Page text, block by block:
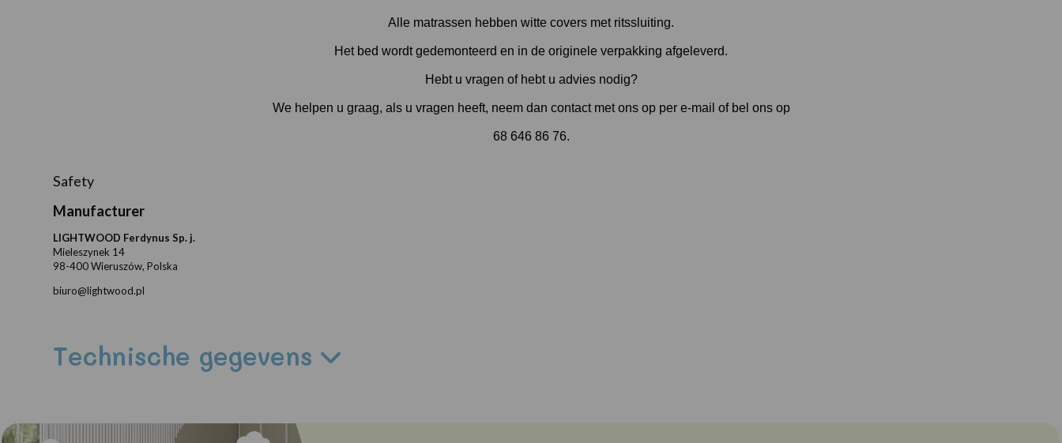
Alle matrassen hebben witte covers met ritssluiting.
Het bed wordt gedemonteerd en in de originele verpakking afgeleverd.
Hebt u vragen of hebt u advies nodig?
We helpen u graag, als u vragen heeft, neem dan contact met ons op per e-mail of bel ons op
68 646 86 76.
Safety
Manufacturer
LIGHTWOOD Ferdynus Sp. j.
Mieleszynek 14
98-400 Wieruszów, Polska
biuro@lightwood.pl
Technische gegevens